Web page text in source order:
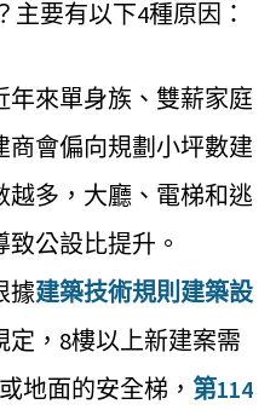
主要有以下4種原因：
年來單身族、雙薪家庭
商會偏向規劃小坪數建
越多，大廳、電梯和逃
公設比提升。
據建築技術規則建築設
定，8樓以上新建案需
地面的安全梯，第114